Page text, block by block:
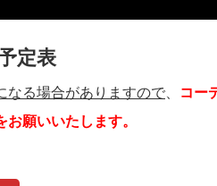
定表
なる場合がありますので
コー
願いいたします。